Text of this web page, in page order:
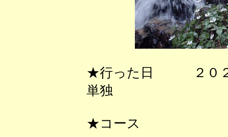
★行った日 ２０
単独
★コース